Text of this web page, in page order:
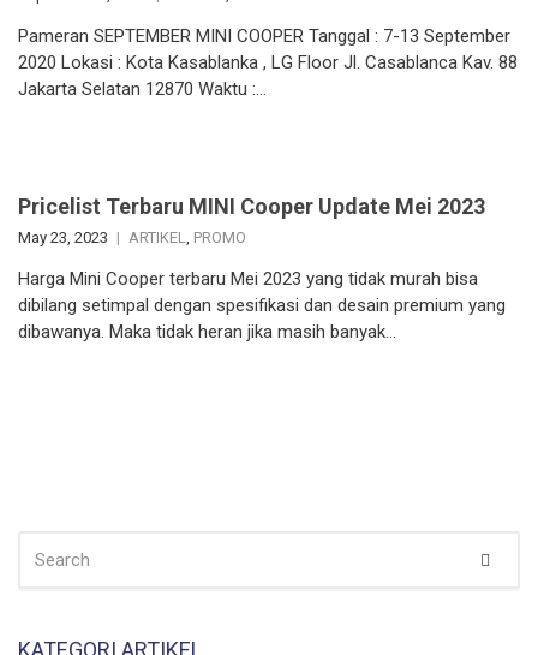
Pameran SEPTEMBER MINI COOPER Tanggal : 7-13 September
2020 Lokasi : Kota Kasablanka , LG Floor Jl. Casablanca Kav. 88
Jakarta Selatan 12870 Waktu :…
Pricelist Terbaru MINI Cooper Update Mei 2023
May 23, 2023 ARTIKEL, PROMO
Harga Mini Cooper terbaru Mei 2023 yang tidak murah bisa
dibilang setimpal dengan spesifikasi dan desain premium yang
dibawanya. Maka tidak heran jika masih banyak…
FOR:
KATEGORI ARTIKEL